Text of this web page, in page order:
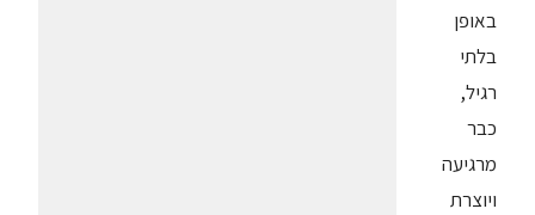
באופן
בלתי
רגיל,
כבר
מרגיעה
ויוצרת